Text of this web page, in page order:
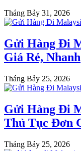
Tháng Bảy 31, 2026
Gửi Hàng Đi
Giá Rẻ, Nhanh
Tháng Bảy 25, 2026
Gửi Hàng Đi
Thủ Tục Đơn
Tháng Bảy 25, 2026